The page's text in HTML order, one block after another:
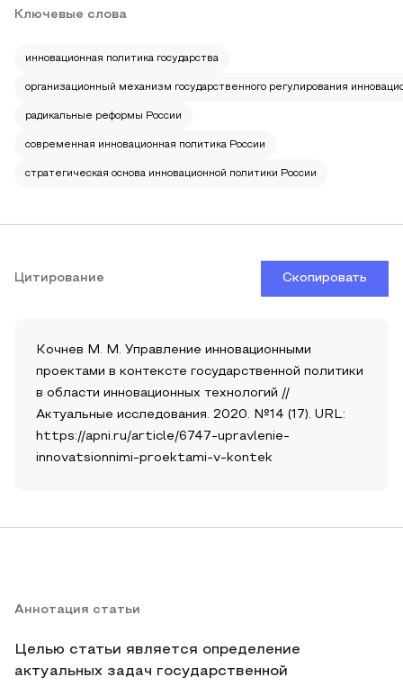
Ключевые слова
инновационная политика государства
организационный механизм государственного регулирования
радикальные реформы России
современная инновационная политика России
стратегическая основа инновационной политики России
Цитирование Скопировать
Кочнев М. М. Управление инновационными
проектами в контексте государственной политики
в области инновационных технологий //
Актуальные исследования. 2020. №14 (17). URL:
https://apni.ru/article/6747-upravlenie-
innovatsionnimi-proektami-v-kontek
Аннотация статьи
Целью статьи является определение
актуальных задач государственной